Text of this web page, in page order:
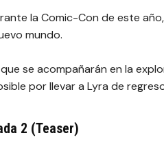
la Comic-Con de este
mundo.
se acompañarán en la
por llevar a Lyra de
2 (Teaser)